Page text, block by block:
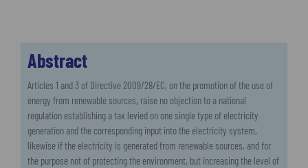
Abstract
Articles 1 and 3 of Directive 2009/28/EC, on the promotion of the use of
energy from renewable sources, raise no objection to a national
regulation establishing a tax levied on one single type of electricity
generation and the corresponding input into the electricity system,
likewise if the electricity is generated from renewable sources, and for
the purpose not of protecting the environment, but increasing the level of